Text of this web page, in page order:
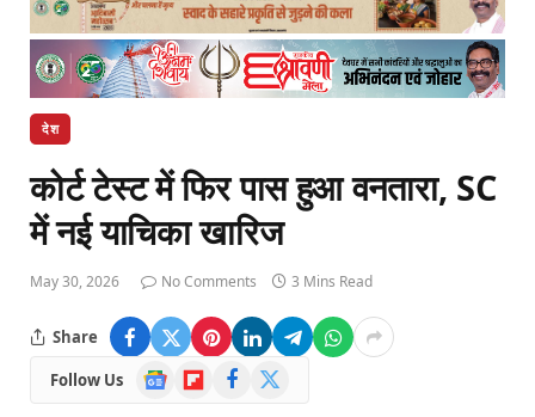
देश
कोर्ट टेस्ट में फिर पास हुआ वनतारा, SC
में नई याचिका खारिज
May 30, 2026 No Comments 3 Mins Read
Share
Follow Us
Google
News
FlipboardFacebook